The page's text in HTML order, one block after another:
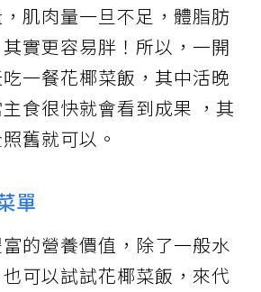
肌肉量一旦不足，體脂肪
實更容易胖！所以，一開
一餐花椰菜飯，其中活晚
食很快就會看到成果 ，其
舊就可以。
單
的營養價值，除了一般水
可以試試花椰菜飯，來代